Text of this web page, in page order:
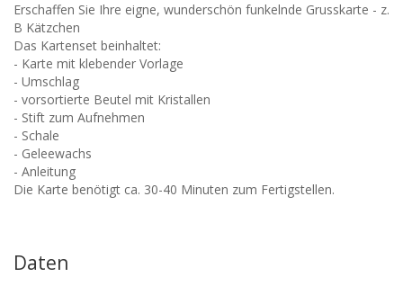
Erschaffen Sie Ihre eigne, wunderschön funkelnde Grusskarte - z.
B Kätzchen
Das Kartenset beinhaltet:
- Karte mit klebender Vorlage
- Umschlag
- vorsortierte Beutel mit Kristallen
- Stift zum Aufnehmen
- Schale
- Geleewachs
- Anleitung
Die Karte benötigt ca. 30-40 Minuten zum Fertigstellen.
Daten